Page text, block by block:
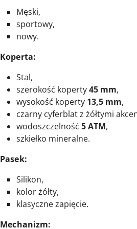
Męski,
sportowy,
nowy.
Koperta:
Stal,
szerokość koperty45 mm,
wysokość koperty 13,5 mm,
czarny cyferblat z żółtymi
wodoszczelność 5 ATM,
szkiełko mineralne.
Pasek:
Silikon,
kolor żółty,
klasyczne zapięcie.
Mechanizm: